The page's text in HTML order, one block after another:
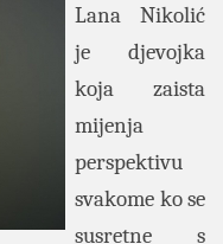
Lana Nikolić
je djevojka
koja zaista
mijenja
perspektivu
svakome ko se
susretne s